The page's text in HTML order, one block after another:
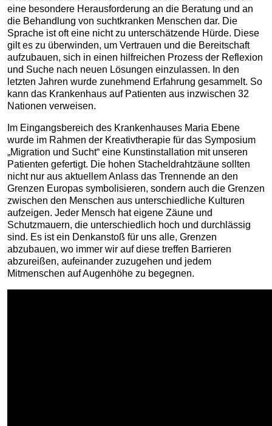
eine besondere Herausforderung an die Beratung und an
die Behandlung von suchtkranken Menschen dar. Die
Sprache ist oft eine nicht zu unterschätzende Hürde. Diese
gilt es zu überwinden, um Vertrauen und die Bereitschaft
aufzubauen, sich in einen hilfreichen Prozess der Reflexion
und Suche nach neuen Lösungen einzulassen. In den
letzten Jahren wurde zunehmend Erfahrung gesammelt. So
kann das Krankenhaus auf Patienten aus inzwischen 32
Nationen verweisen.
Im Eingangsbereich des Krankenhauses Maria Ebene
wurde im Rahmen der Kreativtherapie für das Symposium
„Migration und Sucht“ eine Kunstinstallation mit unseren
Patienten gefertigt. Die hohen Stacheldrahtzäune sollten
nicht nur aus aktuellem Anlass das Trennende an den
Grenzen Europas symbolisieren, sondern auch die Grenzen
zwischen den Menschen aus unterschiedliche Kulturen
aufzeigen. Jeder Mensch hat eigene Zäune und
Schutzmauern, die unterschiedlich hoch und durchlässig
sind. Es ist ein Denkanstoß für uns alle, Grenzen
abzubauen, wo immer wir auf diese treffen Barrieren
abzureißen, aufeinander zuzugehen und jedem
Mitmenschen auf Augenhöhe zu begegnen.